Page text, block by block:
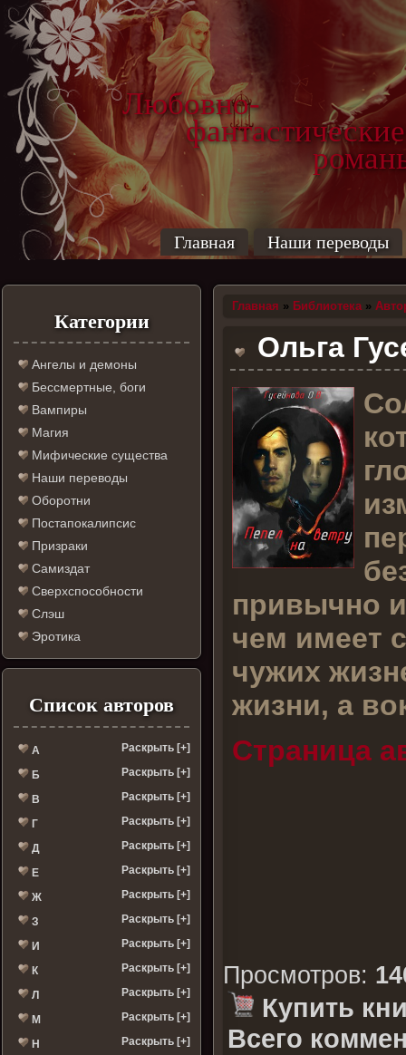
Любовно-
фантастические
Главная Наши переводы
Категории
Ангелы и демоны
Бессмертные, боги
Вампиры
Магия
Мифические существа
Наши переводы
Оборотни
Постапокалипсис
Призраки
Самиздат
Сверхспособности
Слэш
Эротика
Список авторов
А Раскрыть [+]
Б Раскрыть [+]
В Раскрыть [+]
Г Раскрыть [+]
Д Раскрыть [+]
Е Раскрыть [+]
Ж Раскрыть [+]
З Раскрыть [+]
И Раскрыть [+]
К Раскрыть [+]
Л Раскрыть [+]
М Раскрыть [+]
Н Раскрыть [+]
Главная » Библиотека»
Ольга
С
привычно
чем имеет
чужих
жизни, а
Страница
Просмотров:
Купить
Всего